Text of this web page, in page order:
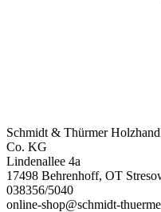
Schmidt & Thürmer
Co. KG
Lindenallee 4a
17498 Behrenhoff, OT
038356/5040
online-shop@schmidt-